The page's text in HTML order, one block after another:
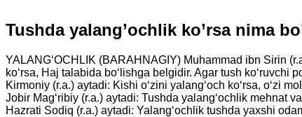
Tushda yalang’ochlik ko’rsa nima
YALANG‘OCHLIK (BARAHNAGIY) Muhammad ibn Sirin
ko‘rsa, Haj talabida bo‘lishga belgidir. Agar tush ko‘ruvchi
Kirmoniy (r.a.) aytadi: Kishi o‘zini yalang‘och ko‘rsa, o‘zi
Jobir Mag‘ribiy (r.a.) aytadi: Tushda yalang‘ochlik mehnat
Hazrati Sodiq (r.a.) aytadi: Yalang‘ochlik tushda yaxshi